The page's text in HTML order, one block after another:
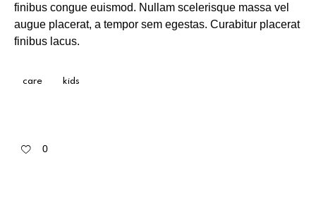
finibus congue euismod. Nullam scelerisque massa vel
augue placerat, a tempor sem egestas. Curabitur placerat
finibus lacus.
care kids
0